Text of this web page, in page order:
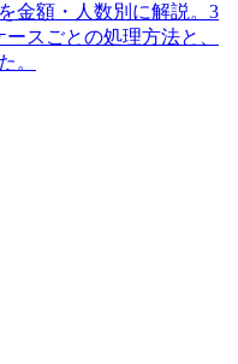
金額・人数別に解説。3
スごとの処理方法と、
。